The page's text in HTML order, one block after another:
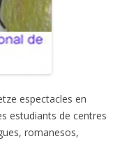
espectacles en
estudiants de centres
romanesos,